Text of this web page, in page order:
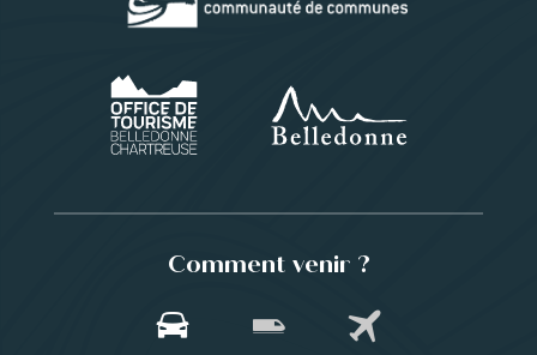
Comment venir ?